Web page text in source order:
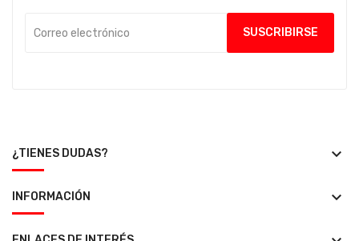
¿TIENES DUDAS? keyboard_arrow_down
INFORMACIÓN keyboard_arrow_down